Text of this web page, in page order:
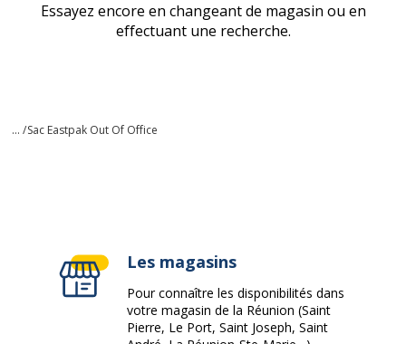
Essayez encore en changeant de magasin ou en
effectuant une recherche.
... /Sac Eastpak Out Of Office
Les magasins
Pour connaître les disponibilités dans
votre magasin de la Réunion (Saint
Pierre, Le Port, Saint Joseph, Saint